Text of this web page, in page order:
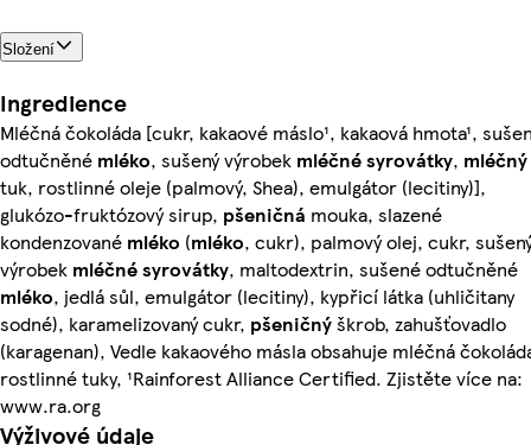
Složení
Ingredience
Mléčná čokoláda [cukr, kakaové máslo¹, kakaová hmota¹,
odtučněné mléko, sušený výrobek mléčnésyrovátky, mléčný
tuk, rostlinné oleje (palmový, Shea), emulgátor (lecitiny)],
glukózo-fruktózový sirup, pšeničná mouka, slazené
kondenzované mléko (mléko, cukr), palmový olej, cukr,
výrobek mléčnésyrovátky, maltodextrin, sušené odtučněné
mléko, jedlá sůl, emulgátor (lecitiny), kypřicí látka (uhličitany
sodné), karamelizovaný cukr, pšeničnýškrob, zahušťovadlo
(karagenan), Vedle kakaového másla obsahuje mléčná
rostlinné tuky, ¹Rainforest Alliance Certified. Zjistěte více na:
www.ra.org
Výživové údaje